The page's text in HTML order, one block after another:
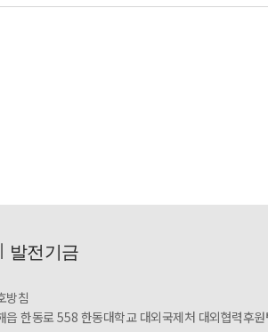
ㅣ 발전기금
방침
한동로 558 한동대학교 대외국제처 대외협력후원